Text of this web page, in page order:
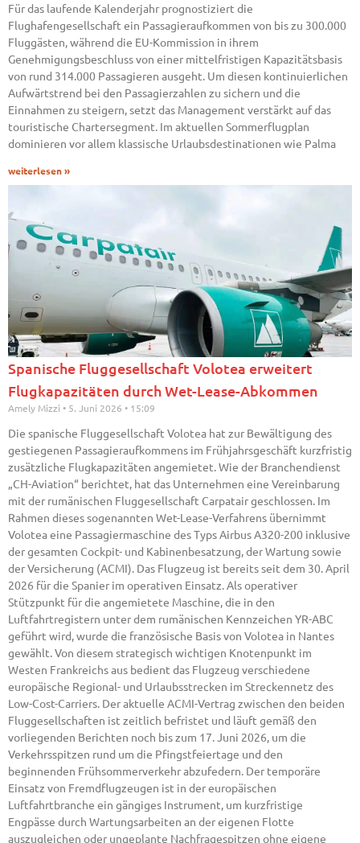
Für das laufende Kalenderjahr prognostiziert die
Flughafengesellschaft ein Passagieraufkommen von bis zu 300.000
Fluggästen, während die EU-Kommission in ihrem
Genehmigungsbeschluss von einer mittelfristigen Kapazitätsbasis
von rund 314.000 Passagieren ausgeht. Um diesen kontinuierlichen
Aufwärtstrend bei den Passagierzahlen zu sichern und die
Einnahmen zu steigern, setzt das Management verstärkt auf das
touristische Chartersegment. Im aktuellen Sommerflugplan
dominieren vor allem klassische Urlaubsdestinationen wie Palma
weiterlesen »
Spanische Fluggesellschaft Volotea erweitert
Flugkapazitäten durch Wet-Lease-Abkommen
Amely Mizzi 5. Juni 2026 15:09
Die spanische Fluggesellschaft Volotea hat zur Bewältigung des
gestiegenen Passagieraufkommens im Frühjahrsgeschäft kurzfristig
zusätzliche Flugkapazitäten angemietet. Wie der Branchendienst
„CH-Aviation“ berichtet, hat das Unternehmen eine Vereinbarung
mit der rumänischen Fluggesellschaft Carpatair geschlossen. Im
Rahmen dieses sogenannten Wet-Lease-Verfahrens übernimmt
Volotea eine Passagiermaschine des Typs Airbus A320-200 inklusive
der gesamten Cockpit- und Kabinenbesatzung, der Wartung sowie
der Versicherung (ACMI). Das Flugzeug ist bereits seit dem 30. April
2026 für die Spanier im operativen Einsatz. Als operativer
Stützpunkt für die angemietete Maschine, die in den
Luftfahrtregistern unter dem rumänischen Kennzeichen YR-ABC
geführt wird, wurde die französische Basis von Volotea in Nantes
gewählt. Von diesem strategisch wichtigen Knotenpunkt im
Westen Frankreichs aus bedient das Flugzeug verschiedene
europäische Regional- und Urlaubsstrecken im Streckennetz des
Low-Cost-Carriers. Der aktuelle ACMI-Vertrag zwischen den beiden
Fluggesellschaften ist zeitlich befristet und läuft gemäß den
vorliegenden Berichten noch bis zum 17. Juni 2026, um die
Verkehrsspitzen rund um die Pfingstfeiertage und den
beginnenden Frühsommerverkehr abzufedern. Der temporäre
Einsatz von Fremdflugzeugen ist in der europäischen
Luftfahrtbranche ein gängiges Instrument, um kurzfristige
Engpässe durch Wartungsarbeiten an der eigenen Flotte
auszugleichen oder ungeplante Nachfragespitzen ohne eigene